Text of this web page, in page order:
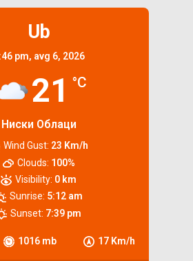
Ub
pm, avg 6, 2026
21 °C
Ниски Облаци
1016 mb 17 Km/h
Wind Gust: 23 Km/h
Clouds: 100%
Visibility: 0 km
Sunrise: 5:12 am
Sunset: 7:39 pm